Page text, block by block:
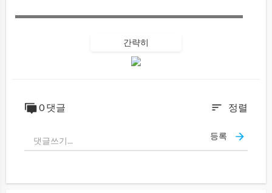
▬▬▬▬▬▬▬▬▬▬▬▬▬▬▬▬▬▬▬▬▬▬▬▬▬
간략히
0 댓글 sort 정렬
등록